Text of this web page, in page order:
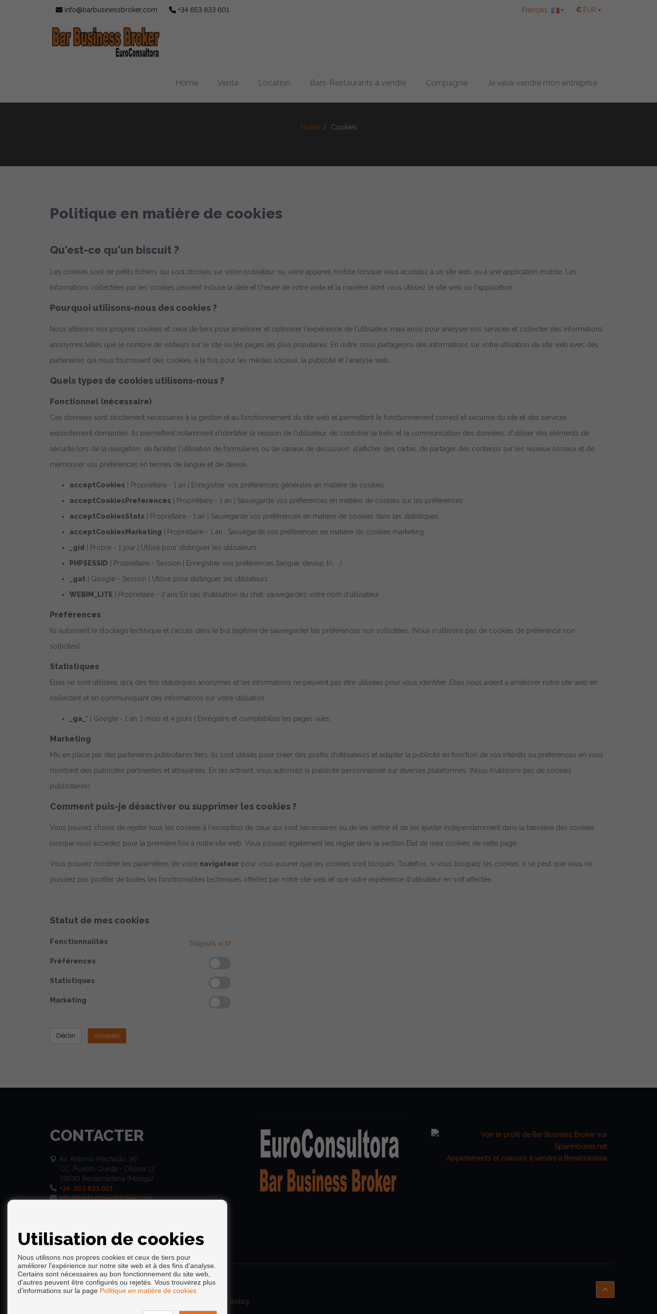
info@barbusinessbroker.com +34 653 833 601 € EUR
Français
Home Vente Location Bars-Restaurants à vendre Compagnie Je veux vendre mon entreprise
Cookies
Home Cookies
Politique en matière de cookies
Qu'est-ce qu'un biscuit ?
Les cookies sont de petits fichiers qui sont stockés sur votre ordinateur ou votre appareil mobile lorsque vous accédez à un site web ou à une application mobile. Les
informations collectées par les cookies peuvent inclure la date et l'heure de votre visite et la manière dont vous utilisez le site web ou l'application.
Pourquoi utilisons-nous des cookies ?
Nous utilisons nos propres cookies et ceux de tiers pour améliorer et optimiser l'expérience de l'utilisateur, mais aussi pour analyser nos services et collecter des informations
anonymes telles que le nombre de visiteurs sur le site ou les pages les plus populaires. En outre, nous partageons des informations sur votre utilisation du site web avec des
partenaires qui nous fournissent des cookies, à la fois pour les médias sociaux, la publicité et l'analyse web.
Quels types de cookies utilisons-nous ?
Fonctionnel (nécessaire)
Ces données sont strictement nécessaires à la gestion et au fonctionnement du site web et permettent le fonctionnement correct et sécurisé du site et des services
explicitement demandés. Ils permettent notamment d'identifier la session de l'utilisateur, de contrôler le trafic et la communication des données, d'utiliser des éléments de
sécurité lors de la navigation, de faciliter l'utilisation de formulaires ou de canaux de discussion, d'afficher des cartes, de partager des contenus sur les réseaux sociaux et de
mémoriser vos préférences en termes de langue et de devise.
acceptCookies | Propriétaire - 1 an | Enregistrer vos préférences générales en matière de cookies
acceptCookiesPreferences | Propriétaire - 1 an | Sauvegarde vos préférences en matière de cookies sur les préférences
acceptCookiesStats | Propriétaire - 1 an | Sauvegarde vos préférences en matière de cookies dans les statistiques
acceptCookiesMarketing | Propriétaire - 1 an : Sauvegarde vos préférences en matière de cookies marketing
_gid | Propre - 1 jour | Utilisé pour distinguer les utilisateurs
PHPSESSID | Propriétaire - Session | Enregistrer vos préférences (langue, devise, tri, ...)
_gat | Google - Session | Utilisé pour distinguer les utilisateurs
WEBIM_LITE | Propriétaire - 2 ans En cas d'utilisation du chat, sauvegardez votre nom d'utilisateur.
Préférences
Ils autorisent le stockage technique et l'accès dans le but légitime de sauvegarder les préférences non sollicitées. (Nous n'utilisons pas de cookies de préférence non
sollicités).
Statistiques
Elles ne sont utilisées qu'à des fins statistiques anonymes et les informations ne peuvent pas être utilisées pour vous identifier. Elles nous aident à améliorer notre site web en
collectant et en communiquant des informations sur votre utilisation.
_ga_* | Google - 1 an, 1 mois et 4 jours | Enregistre et comptabilise les pages vues.
Marketing
Mis en place par des partenaires publicitaires tiers, ils sont utilisés pour créer des profils d'utilisateurs et adapter la publicité en fonction de vos intérêts ou préférences en vous
montrant des publicités pertinentes et attrayantes. En les activant, vous autorisez la publicité personnalisée sur diverses plateformes. (Nous n'utilisons pas de cookies
publicitaires).
Comment puis-je désactiver ou supprimer les cookies ?
Vous pouvez choisir de rejeter tous les cookies à l'exception de ceux qui sont nécessaires ou de les définir et de les ajuster indépendamment dans la bannière des cookies
lorsque vous accédez pour la première fois à notre site web. Vous pouvez également les régler dans la section État de mes cookies de cette page.
Vous pouvez modifier les paramètres de votre navigateur pour vous assurer que les cookies sont bloqués. Toutefois, si vous bloquez les cookies, il se peut que vous ne
puissiez pas profiter de toutes les fonctionnalités techniques offertes par notre site web et que votre expérience d'utilisateur en soit affectée.
Statut de mes cookies
Fonctionnalités Toujours actif
Préférences
Statistiques
Marketing
CONTACTER
Av. Antonio Machado, 96
CC. Pueblo Quinta - Oficina 13
29630 Benalmádena (Málaga)
+34 653 833 601
info@barbusinessbroker.com
Appartements et maisons à vendre à Benalmádena
Copyright © 2026. Tous droits réservés.
Cookies policy
Utilisation de cookies
Nous utilisons nos propres cookies et ceux de tiers pour
améliorer l'expérience sur notre site web et à des fins d'analyse.
Certains sont nécessaires au bon fonctionnement du site web,
d'autres peuvent être configurés ou rejetés. Vous trouverez plus
d'informations sur la page Politique en matière de cookies